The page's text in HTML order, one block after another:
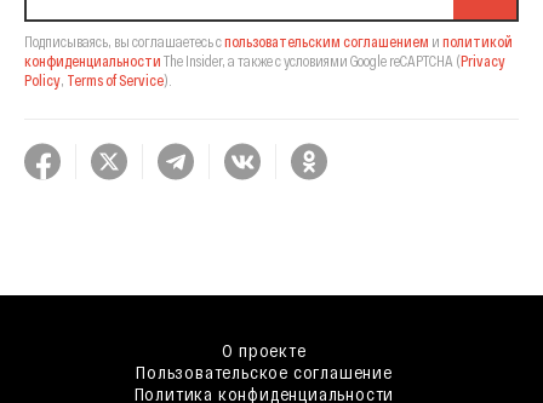
Подписываясь, вы соглашаетесь спользовательским соглашением и политикой
конфиденциальности The Insider, а также с условиями Google reCAPTCHA (Privacy
Policy, Terms of Service).
О проекте
Пользовательское соглашение
Политика конфиденциальности